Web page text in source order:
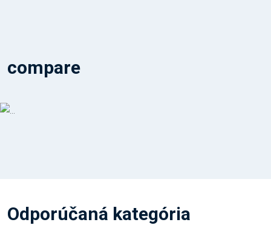
compare
Odporúčaná kategória